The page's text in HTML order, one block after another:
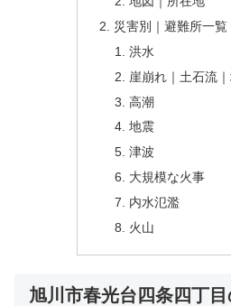
災害別｜避難所一覧
洪水
崖崩れ｜土石流
高潮
地震
津波
大規模な火事
内水氾濫
火山
旭川市春光台四条四丁